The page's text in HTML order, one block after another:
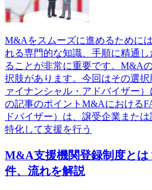
M&Aをスムーズに進めるために
れる専門的な知識、手順に精通
ることが非常に重要です。M&A
択肢があります。今回はその選
ァイナンシャル・アドバイザー
の記事のポイントM&Aにおける
ドバイザー）は、譲受企業また
特化して支援を行う
M&A支援機関登録制度とは
件、流れを解説